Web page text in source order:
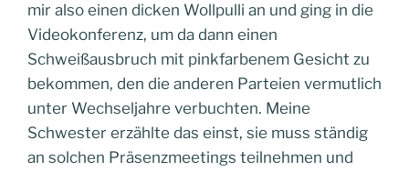
mir also einen dicken Wollpulli an und ging in die
Videokonferenz, um da dann einen
Schweißausbruch mit pinkfarbenem Gesicht zu
bekommen, den die anderen Parteien vermutlich
unter Wechseljahre verbuchten. Meine
Schwester erzählte das einst, sie muss ständig
an solchen Präsenzmeetings teilnehmen und